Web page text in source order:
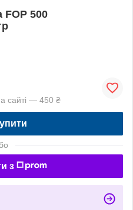
FOP 500
сайті — 450 ₴
з